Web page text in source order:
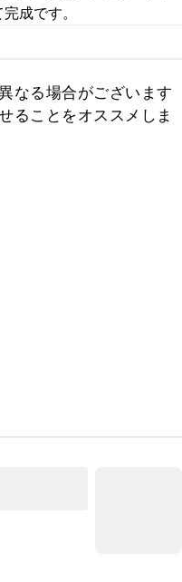
成です。
なる場合がございます
ることをオススメしま